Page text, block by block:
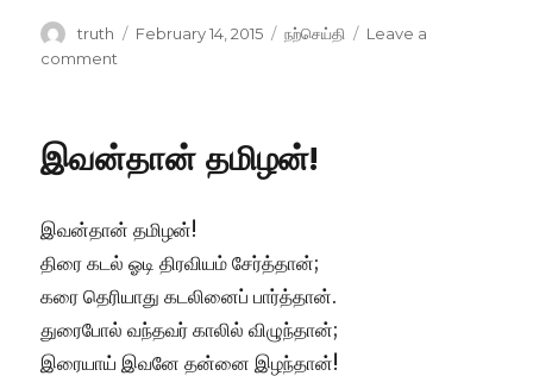
Author
truth
Posted
February 14, 2015 Categories
நற்செய்தி
Leave a
comment
பெற்றோரே.
இவன்தான் தமிழன்!
இவன்தான் தமிழன்!
திரை கடல் ஓடி திரவியம் சேர்த்தான்;
கரை தெரியாது கடலினைப் பார்த்தான்.
துரைபோல் வந்தவர் காலில் விழுந்தான்;
இரையாய் இவனே தன்னை இழந்தான்!